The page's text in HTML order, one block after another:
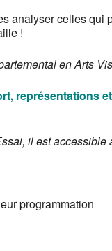
analyser celles
!
en Arts
représentations
il est
programmation